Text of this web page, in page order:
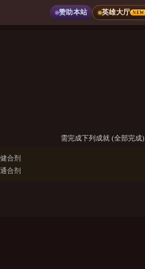
赞助本站 英雄大厅 NEW
需完成下列成就 (全部完成)
合剂
合剂